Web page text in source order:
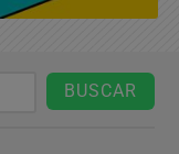
BUSCAR